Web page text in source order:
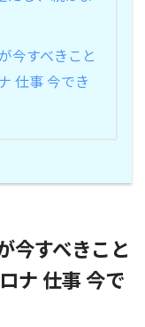
今すべきこと
仕事 今でき
今すべきこと
ナ 仕事 今で